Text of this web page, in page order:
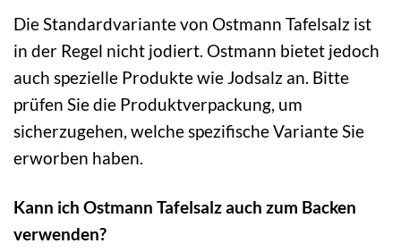
Die Standardvariante von Ostmann Tafelsalz ist
in der Regel nicht jodiert. Ostmann bietet jedoch
auch spezielle Produkte wie Jodsalz an. Bitte
prüfen Sie die Produktverpackung, um
sicherzugehen, welche spezifische Variante Sie
erworben haben.
Kann ich Ostmann Tafelsalz auch zum Backen
verwenden?